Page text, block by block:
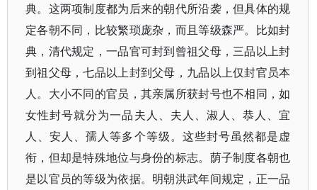
典。这两项制度都为后来的朝代所沿袭，但具体的规
定各朝不同，比较繁琐庞杂，而且等级森严。比如封
典，清代规定，一品官可封到曾祖父母，三品以上封
到祖父母，七品以上封到父母，九品以上仅封官员本
人。大小不同的官员，其亲属所获封号也不相同，如
女性封号就分为一品夫人、夫人、淑人、恭人、宜
人、安人、孺人等多个等级。这些封号虽然都是虚
衔，但却是特殊地位与身份的标志。荫子制度各朝也
是以官员的等级为依据。明朝洪武年间规定，正一品